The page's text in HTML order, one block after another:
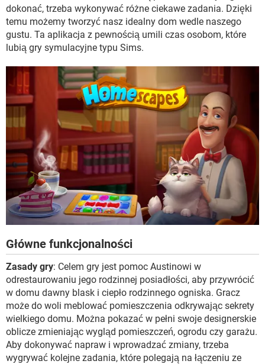
WINDOWS 10
dokonać, trzeba wykonywać różne ciekawe zadania. Dzięki
temu możemy tworzyć nasz idealny dom wedle naszego
gustu. Ta aplikacja z pewnością umili czas osobom, które
lubią gry symulacyjne typu Sims.
Główne funkcjonalności
Zasady gry: Celem gry jest pomoc Austinowi w
odrestaurowaniu jego rodzinnej posiadłości, aby przywrócić
w domu dawny blask i ciepło rodzinnego ogniska. Gracz
może do woli meblować pomieszczenia odkrywając sekrety
wielkiego domu. Można pokazać w pełni swoje designerskie
oblicze zmieniając wygląd pomieszczeń, ogrodu czy garażu.
Aby dokonywać napraw i wprowadzać zmiany, trzeba
wygrywać kolejne zadania, które polegają na łączeniu ze